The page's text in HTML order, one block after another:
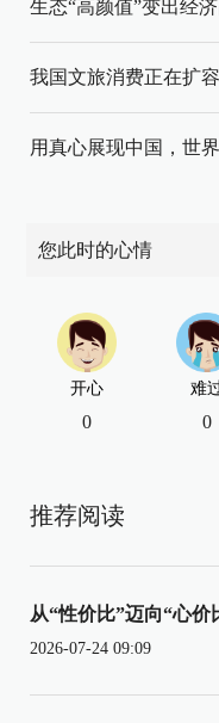
生态“高颜值”变出经
我国文旅消费正在扩
用真心展现中国，世
您此时的心情
开心
0
难
0
推荐阅读
从“性价比”迈向“心价
2026-07-24 09:09